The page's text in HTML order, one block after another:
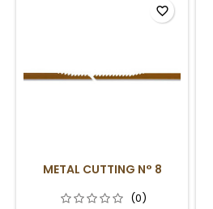
METAL CUTTING N° 8
(0)
favorite_border